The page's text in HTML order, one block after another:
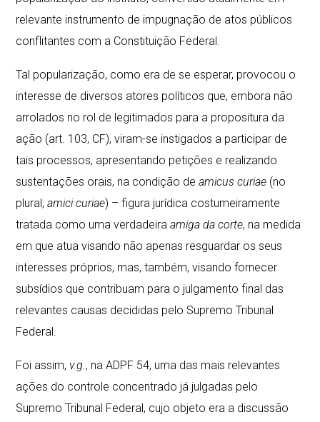
relevante instrumento de impugnação de atos públicos
conflitantes com a Constituição Federal.
Tal popularização, como era de se esperar, provocou o
interesse de diversos atores políticos que, embora não
arrolados no rol de legitimados para a propositura da
ação (art. 103, CF), viram-se instigados a participar de
tais processos, apresentando petições e realizando
sustentações orais, na condição deamicus curiae (no
plural,amici curiae) – figura jurídica costumeiramente
tratada como uma verdadeiraamiga da corte, na medida
em que atua visando não apenas resguardar os seus
interesses próprios, mas, também, visando fornecer
subsídios que contribuam para o julgamento final das
relevantes causas decididas pelo Supremo Tribunal
Federal.
Foi assim, v.g., na ADPF 54, uma das mais relevantes
ações do controle concentrado já julgadas pelo
Supremo Tribunal Federal, cujo objeto era a discussão